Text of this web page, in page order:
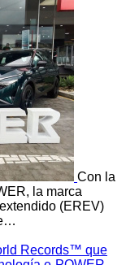
Con la
la marca
(EREV)
Records™ que